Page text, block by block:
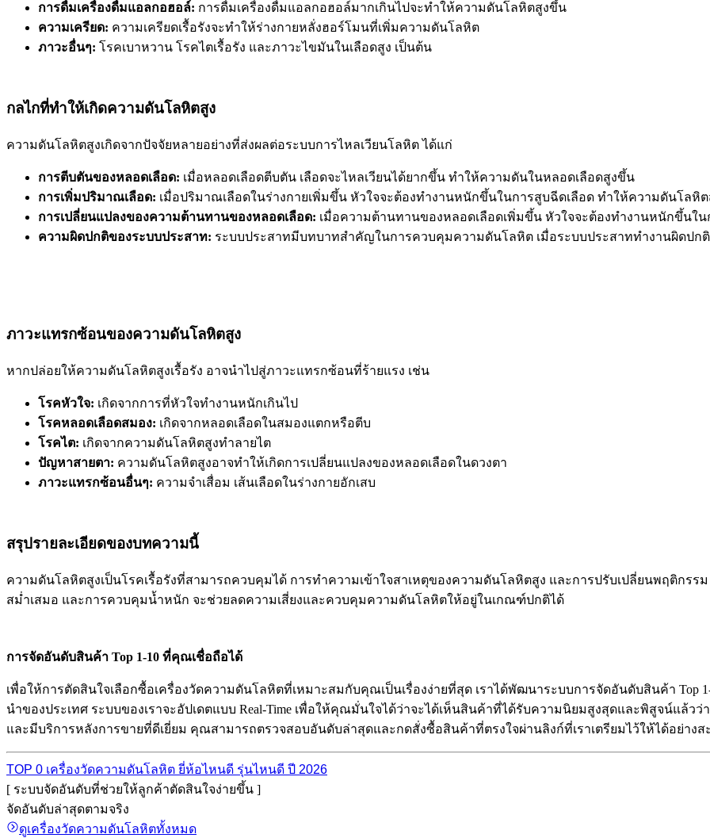
การดื่มเครื่องดื่มแอลกอฮอล์: การดื่มเครื่องดื่มแอลกอฮอล์มากเกินไปจะทำให้ความดันโลหิตสูงขึ้น
ความเครียด: ความเครียดเรื้อรังจะทำให้ร่างกายหลั่งฮอร์โมนที่เพิ่มความดันโลหิต
ภาวะอื่นๆ: โรคเบาหวาน โรคไตเรื้อรัง และภาวะไขมันในเลือดสูง เป็นต้น
กลไกที่ทำให้เกิดความดันโลหิตสูง
ความดันโลหิตสูงเกิดจากปัจจัยหลายอย่างที่ส่งผลต่อระบบการไหลเวียนโลหิต ได้แก่
การตีบตันของหลอดเลือด: เมื่อหลอดเลือดตีบตัน เลือดจะไหลเวียนได้ยากขึ้น ทำให้ความดันในหลอดเลือดสูงขึ้น
การเพิ่มปริมาณเลือด: เมื่อปริมาณเลือดในร่างกายเพิ่มขึ้น หัวใจจะต้องทำงานหนักขึ้นในการสูบฉีดเลือด ทำให้ความดันโลหิ
การเปลี่ยนแปลงของความต้านทานของหลอดเลือด: เมื่อความต้านทานของหลอดเลือดเพิ่มขึ้น หัวใจจะต้องทำงานหนักขึ้นใ
ความผิดปกติของระบบประสาท: ระบบประสาทมีบทบาทสำคัญในการควบคุมความดันโลหิต เมื่อระบบประสาททำงานผิดปก
ภาวะแทรกซ้อนของความดันโลหิตสูง
หากปล่อยให้ความดันโลหิตสูงเรื้อรัง อาจนำไปสู่ภาวะแทรกซ้อนที่ร้ายแรง เช่น
โรคหัวใจ: เกิดจากการที่หัวใจทำงานหนักเกินไป
โรคหลอดเลือดสมอง: เกิดจากหลอดเลือดในสมองแตกหรือตีบ
โรคไต: เกิดจากความดันโลหิตสูงทำลายไต
ปัญหาสายตา: ความดันโลหิตสูงอาจทำให้เกิดการเปลี่ยนแปลงของหลอดเลือดในดวงตา
ภาวะแทรกซ้อนอื่นๆ: ความจำเสื่อม เส้นเลือดในร่างกายอักเสบ
สรุปรายละเอียดของบทความนี้
ความดันโลหิตสูงเป็นโรคเรื้อรังที่สามารถควบคุมได้ การทำความเข้าใจสาเหตุของความดันโลหิตสูง และการปรับเปลี่ยนพฤติกร
สม่ำเสมอ และการควบคุมน้ำหนัก จะช่วยลดความเสี่ยงและควบคุมความดันโลหิตให้อยู่ในเกณฑ์ปกติได้
การจัดอันดับสินค้า Top 1-10 ที่คุณเชื่อถือได้
เพื่อให้การตัดสินใจเลือกซื้อเครื่องวัดความดันโลหิตที่เหมาะสมกับคุณเป็นเรื่องง่ายที่สุด เราได้พัฒนาระบบการจัดอันดับสินค้า Top
นำของประเทศ ระบบของเราจะอัปเดตแบบ Real-Time เพื่อให้คุณมั่นใจได้ว่าจะได้เห็นสินค้าที่ได้รับความนิยมสูงสุดและพิสูจน์แล้
และมีบริการหลังการขายที่ดีเยี่ยม คุณสามารถตรวจสอบอันดับล่าสุดและกดสั่งซื้อสินค้าที่ตรงใจผ่านลิงก์ที่เราเตรียมไว้ให้ได้อย่าง
TOP 0 เครื่องวัดความดันโลหิต ยี่ห้อไหนดี รุ่นไหนดี ปี 2026
[ ระบบจัดอันดับที่ช่วยให้ลูกค้าตัดสินใจง่ายขึ้น ]
จัดอันดับล่าสุดตามจริง
ดูเครื่องวัดความดันโลหิตทั้งหมด